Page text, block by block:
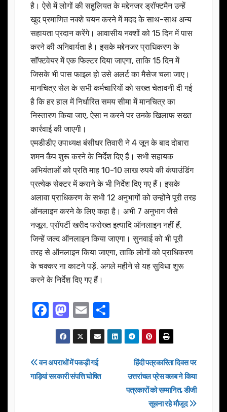
है। ऐसे में लोगों की सहूलियत के मद्देनजर ड्रॉफ्टमैन उन्हें
खुद प्रमाणित नक्शे चयन करने में मदद के साथ-साथ अन्य
सहायता प्रदान करेंगे। आवासीय नक्शों को 15 दिन में पास
करने की अनिवार्यता है। इसके मद्देनजर प्राधिकरण के
सॉफ्टवेयर में एक फिल्टर दिया जाएगा, ताकि 15 दिन में
जिसके भी पास फाइल हो उसे अलर्ट का मैसेज चला जाए।
मानचित्र सेल के सभी कर्मचारियों को सख्त चेतावनी दी गई
है कि हर हाल में निर्धारित समय सीमा में मानचित्र का
निस्तारण किया जाए, ऐसा न करने पर उनके खिलाफ सख्त
कार्रवाई की जाएगी।
एमडीडीए उपाध्यक्ष बंसीधर तिवारी ने 4 जून के बाद दोबारा
शमन कैंप शुरू करने के निर्देश दिए हैं। सभी सहायक
अभियंताओं को प्रति माह 10-10 लाख रुपये की कंपाउंडिंग
प्रत्येक सेक्टर में कराने के भी निर्देश दिए गए हैं। इसके
अलावा प्राधिकरण के सभी 12 अनुभागों को उन्होंने पूरी तरह
ऑनलाइन करने के लिए कहा है। अभी 7 अनुभाग जैसे
नजूल, प्रॉपर्टी खरीद फरोख्त इत्यादि ऑनलाइन नहीं हैं,
जिन्हें जल्द ऑनलाइन किया जाएगा। सुनवाई को भी पूरी
तरह से ऑनलाइन किया जाएगा, ताकि लोगों को प्राधिकरण
के चक्कर ना काटने पड़ें. अगले महीने से यह सुविधा शुरू
करने के निर्देश दिए गए हैं।
F
a
c
e
b
M
a
st
o
d
E
m
ail
h
ar
Post
navigation
हिंदी पत्रकारिता दिवस पर
उत्तरांचल प्रेस क्लब ने किया
पत्रकारों को सम्मानित, डीजी
सूचना रहे मौजूद
वन अपराधों में पकड़ी गई
गाड़ियां सरकारी संपत्ति घोषित